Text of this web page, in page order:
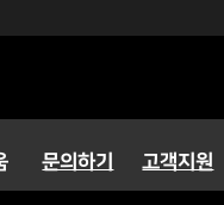
문의하기 고객지원